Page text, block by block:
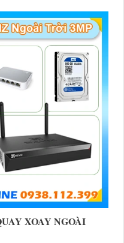
XOAY NGOÀI